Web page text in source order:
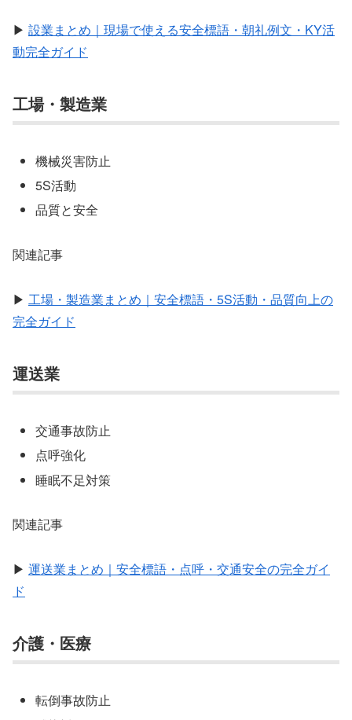
▶ 設業まとめ｜現場で使える安全標語・朝礼例文・KY活
動完全ガイド
工場・製造業
機械災害防止
5S活動
品質と安全
関連記事
▶ 工場・製造業まとめ｜安全標語・5S活動・品質向上の
完全ガイド
運送業
交通事故防止
点呼強化
睡眠不足対策
関連記事
▶ 運送業まとめ｜安全標語・点呼・交通安全の完全ガイ
ド
介護・医療
転倒事故防止